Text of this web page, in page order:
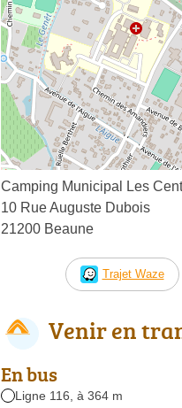
Camping Municipal Les
10 Rue Auguste Dubois
21200 Beaune
Trajet Waze
Venir en
En bus
Ligne 116, à 364 m